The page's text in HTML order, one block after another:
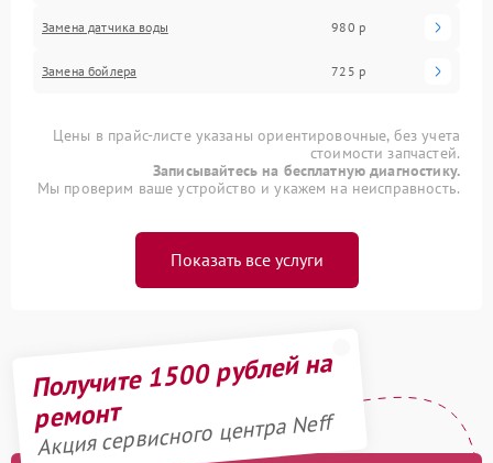
Замена датчика воды 980 р
Замена бойлера 725 р
Цены в прайс-листе указаны ориентировочные, без учета
стоимости запчастей.
Записывайтесь на бесплатную диагностику.
Мы проверим ваше устройство и укажем на неисправность.
Показать все услуги
Получите 1500 рублей на
ремонт
Акция сервисного центра Neff